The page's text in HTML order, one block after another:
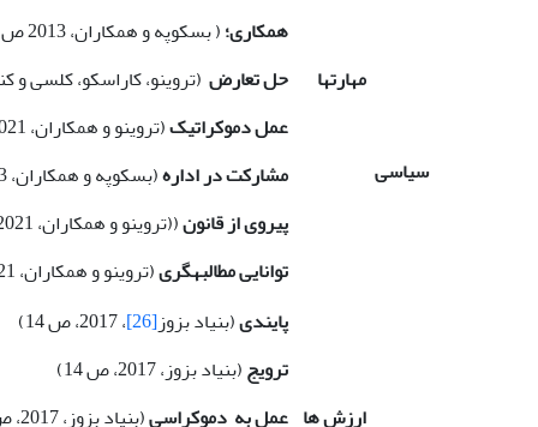
سیاسی
مهارت­ها
همکاری؛( بسکوپه و همکاران، 2013 ص 278)
حل تعارض (تروینو، کاراسکو، کلسی و
عمل دموکراتیک(تروینو و همکاران، 2021، ص 21)
مشارکت در اداره(بسکوپه و همکاران، 2013، ص 18)
پیروی از قانون((تروینو و همکاران، 2021، ص 21؛ اتحادیه اروپا، 2017، ص 11)
توانایی مطالبه­گری(تروینو و همکاران، 2021، ص 21؛ بوثرید
ارزش ها
پایندی(بنیاد بزوز[26]
، 2017، ص 14)
ترویج(بنیاد بزوز، 2017، ص 14)
عمل به دموکراسی(بنیاد بزوز، 2017، ص 14؛ گیرون، 2012، ص 278)